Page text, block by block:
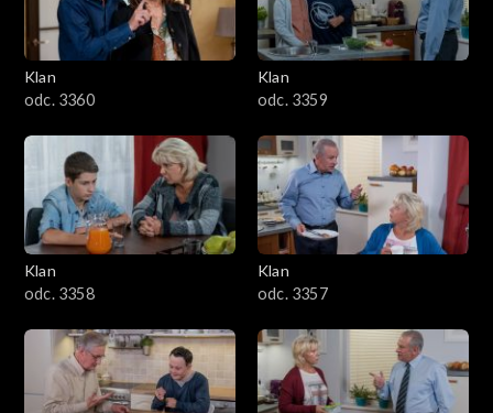
Klan
odc. 3360
Klan
odc. 3359
Klan
odc. 3358
Klan
odc. 3357